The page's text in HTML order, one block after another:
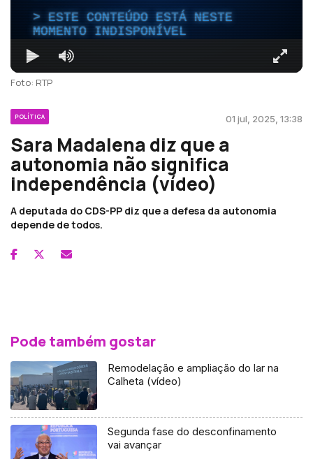
ESTE CONTEÚDO ESTÁ NESTE
MOMENTO INDISPONÍVEL
Foto: RTP
POLÍTICA 01 jul, 2025, 13:38
Sara Madalena diz que a
autonomia não significa
independência (vídeo)
A deputada do CDS-PP diz que a defesa da autonomia
depende de todos.
Pode também gostar
Remodelação e ampliação do lar na
Calheta (vídeo)
Segunda fase do desconfinamento
vai avançar